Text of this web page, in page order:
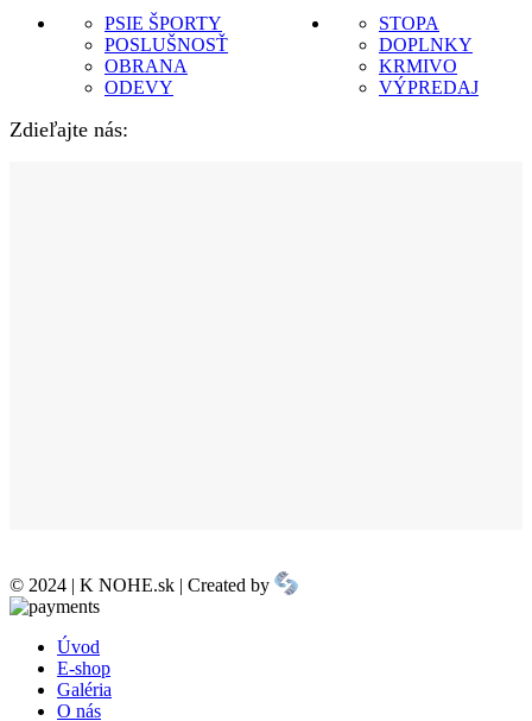
PSIE ŠPORTY
POSLUŠNOSŤ
OBRANA
ODEVY
STOPA
DOPLNKY
KRMIVO
VÝPREDAJ
Zdieľajte nás:
© 2024 | K NOHE.sk | Created by
Úvod
E-shop
Galéria
O nás